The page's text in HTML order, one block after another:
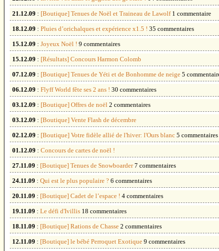
21.12.09 : [Boutique] Tenues de Noël et Traineau de Lawolf 1 commentaire
18.12.09 : Pluies d’orichalques et expérience x1.5 ! 35 commentaires
15.12.09 : Joyeux Noël ! 9 commentaires
15.12.09 : [Résultats] Concours Harmon Colomb
07.12.09 : [Boutique] Tenues de Yéti et de Bonhomme de neige 5
06.12.09 : Flyff World fête ses 2 ans ! 30 commentaires
03.12.09 : [Boutique] Offres de noël 2 commentaires
03.12.09 : [Boutique] Vente Flash de décembre
02.12.09 : [Boutique] Votre fidèle allié de l'hiver: l'Ours blanc 5 commentaires
01.12.09 : Concours de cartes de noël !
27.11.09 : [Boutique] Tenues de Snowboarder 7 commentaires
24.11.09 : Qui est le plus populaire ? 6 commentaires
20.11.09 : [Boutique] Cadet de l’espace ! 4 commentaires
19.11.09 : Le défi d'Ivillis 18 commentaires
18.11.09 : [Boutique] Rations de Chasse 2 commentaires
12.11.09 : [Boutique] le bébé Perroquet Exotique 9 commentaires